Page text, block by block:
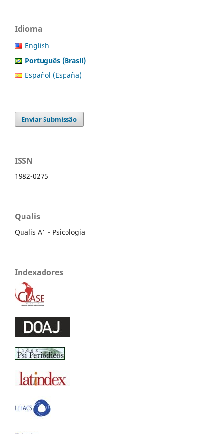
Idioma
English
Português (Brasil)
Español (España)
Enviar Submissão
ISSN
1982-0275
Qualis
Qualis A1 - Psicologia
Indexadores